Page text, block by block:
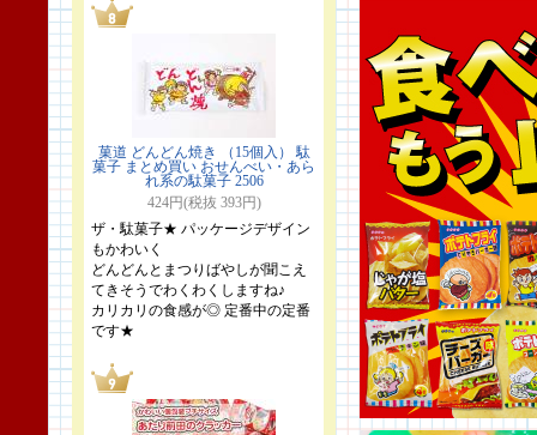
菓道 どんどん焼き （15個入） 駄
菓子 まとめ買い おせんべい・あら
れ系の駄菓子 2506
424円(税抜 393円)
ザ・駄菓子★ パッケージデザイン
もかわいく
どんどんとまつりばやしが聞こえ
てきそうでわくわくしますね♪
カリカリの食感が◎ 定番中の定番
です★